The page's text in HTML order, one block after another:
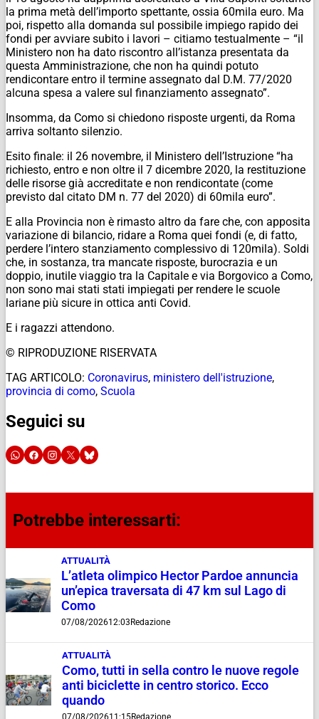
la prima metà dell’importo spettante, ossia 60mila euro. Ma
poi, rispetto alla domanda sul possibile impiego rapido dei
fondi per avviare subito i lavori – citiamo testualmente – “il
Ministero non ha dato riscontro all’istanza presentata da
questa Amministrazione, che non ha quindi potuto
rendicontare entro il termine assegnato dal D.M. 77/2020
alcuna spesa a valere sul finanziamento assegnato”.
Insomma, da Como si chiedono risposte urgenti, da Roma
arriva soltanto silenzio.
Esito finale: il 26 novembre, il Ministero dell’Istruzione “ha
richiesto, entro e non oltre il 7 dicembre 2020, la restituzione
delle risorse già accreditate e non rendicontate (come
previsto dal citato DM n. 77 del 2020) di 60mila euro”.
E alla Provincia non è rimasto altro da fare che, con apposita
variazione di bilancio, ridare a Roma quei fondi (e, di fatto,
perdere l’intero stanziamento complessivo di 120mila). Soldi
che, in sostanza, tra mancate risposte, burocrazia e un
doppio, inutile viaggio tra la Capitale e via Borgovico a Como,
non sono mai stati stati impiegati per rendere le scuole
lariane più sicure in ottica anti Covid.
E i ragazzi attendono.
© RIPRODUZIONE RISERVATA
TAG ARTICOLO: Coronavirus, ministero dell'istruzione,
provincia di como, Scuola
Seguici su
Potrebbe interessarti:
ATTUALITÀ
L’atleta olimpico Hector Pardoe annuncia
un’epica traversata di 47 km sul Lago di
Como
07/08/202612:03 Redazione
ATTUALITÀ
Como, tutti in sella contro le nuove regole
anti biciclette in centro storico. Ecco
quando
07/08/202611:15Redazione